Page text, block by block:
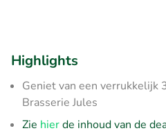
Highlights
Geniet van een verrukkelijk
Brasserie Jules
Zie hierde inhoud van de